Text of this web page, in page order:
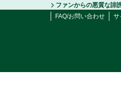
ファンからの悪質な誹
FAQ/お問い合わせ
サ